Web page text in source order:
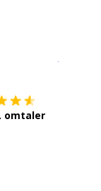
omtaler